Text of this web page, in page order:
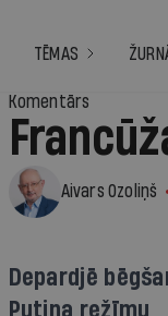
TĒMAS
Komentārs
Aivars Ozoliņš
Depardjē
Putina režīmu